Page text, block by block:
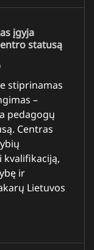
įgyja
statusą
stiprinamas
–
pedagogų
Centras
ir
Lietuvos